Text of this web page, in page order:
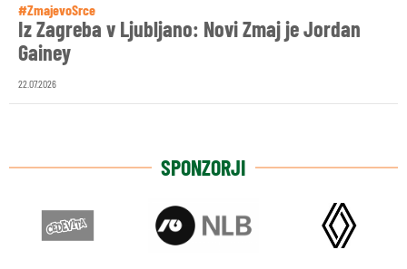
#ZmajevoSrce
Iz Zagreba v Ljubljano: Novi Zmaj je Jordan
Gainey
22.07.2026
SPONZORJI